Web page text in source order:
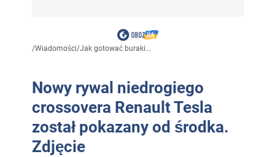
/Wiadomości/Jak gotować buraki...
Nowy rywal niedrogiego
crossovera Renault Tesla
został pokazany od środka.
Zdjęcie